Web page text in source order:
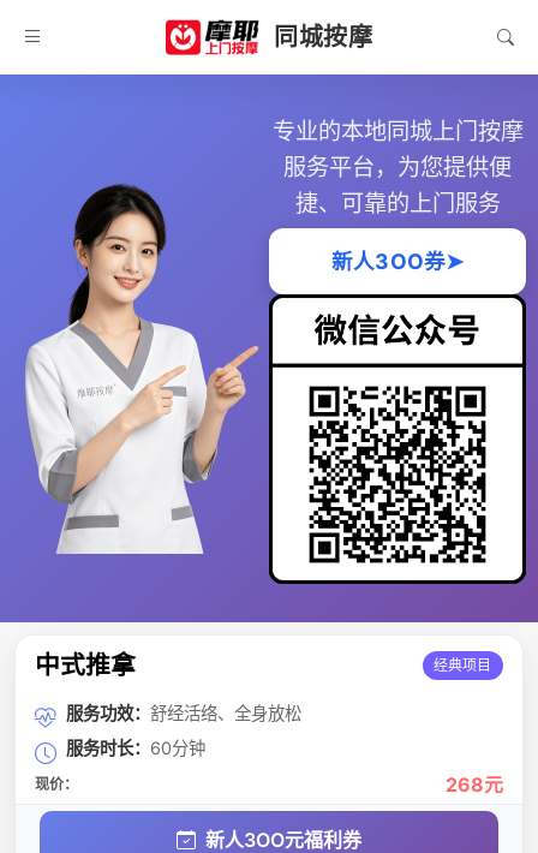
同城按摩
专业的本地同城上门按摩
服务平台，为您提供便
捷、可靠的上门服务
新人3OO券➤
中式推拿 经典项目
服务功效： 舒经活络、全身放松
服务时长： 60分钟
现价： 268元
新人3OO元福利券